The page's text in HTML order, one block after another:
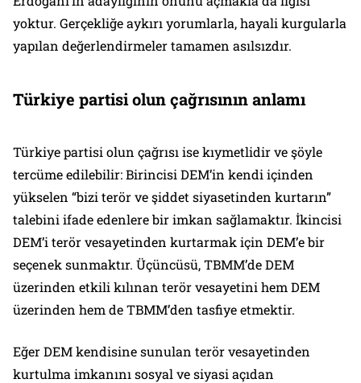
yoktur. Gerçekliğe aykırı yorumlarla, hayali kurgularla
yapılan değerlendirmeler tamamen asılsızdır.
Türkiye partisi olun çağrısının anlamı
Türkiye partisi olun çağrısı ise kıymetlidir ve şöyle
tercüme edilebilir: Birincisi DEM’in kendi içinden
yükselen “bizi terör ve şiddet siyasetinden kurtarın”
talebini ifade edenlere bir imkan sağlamaktır. İkincisi
DEM’i terör vesayetinden kurtarmak için DEM’e bir
seçenek sunmaktır. Üçüncüsü, TBMM’de DEM
üzerinden etkili kılınan terör vesayetini hem DEM
üzerinden hem de TBMM’den tasfiye etmektir.
Eğer DEM kendisine sunulan terör vesayetinden
kurtulma imkanını sosyal ve siyasi açıdan